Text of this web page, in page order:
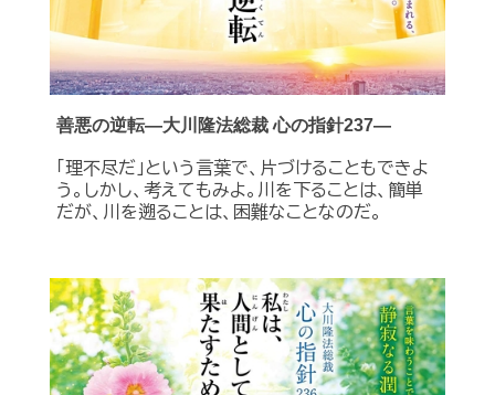
善悪の逆転―大川隆法総裁 心の指針237―
「理不尽だ」という言葉で、片づけることもできよ
う。しかし、考えてもみよ。川を下ることは、簡単
だが、川を遡ることは、困難なことなのだ。